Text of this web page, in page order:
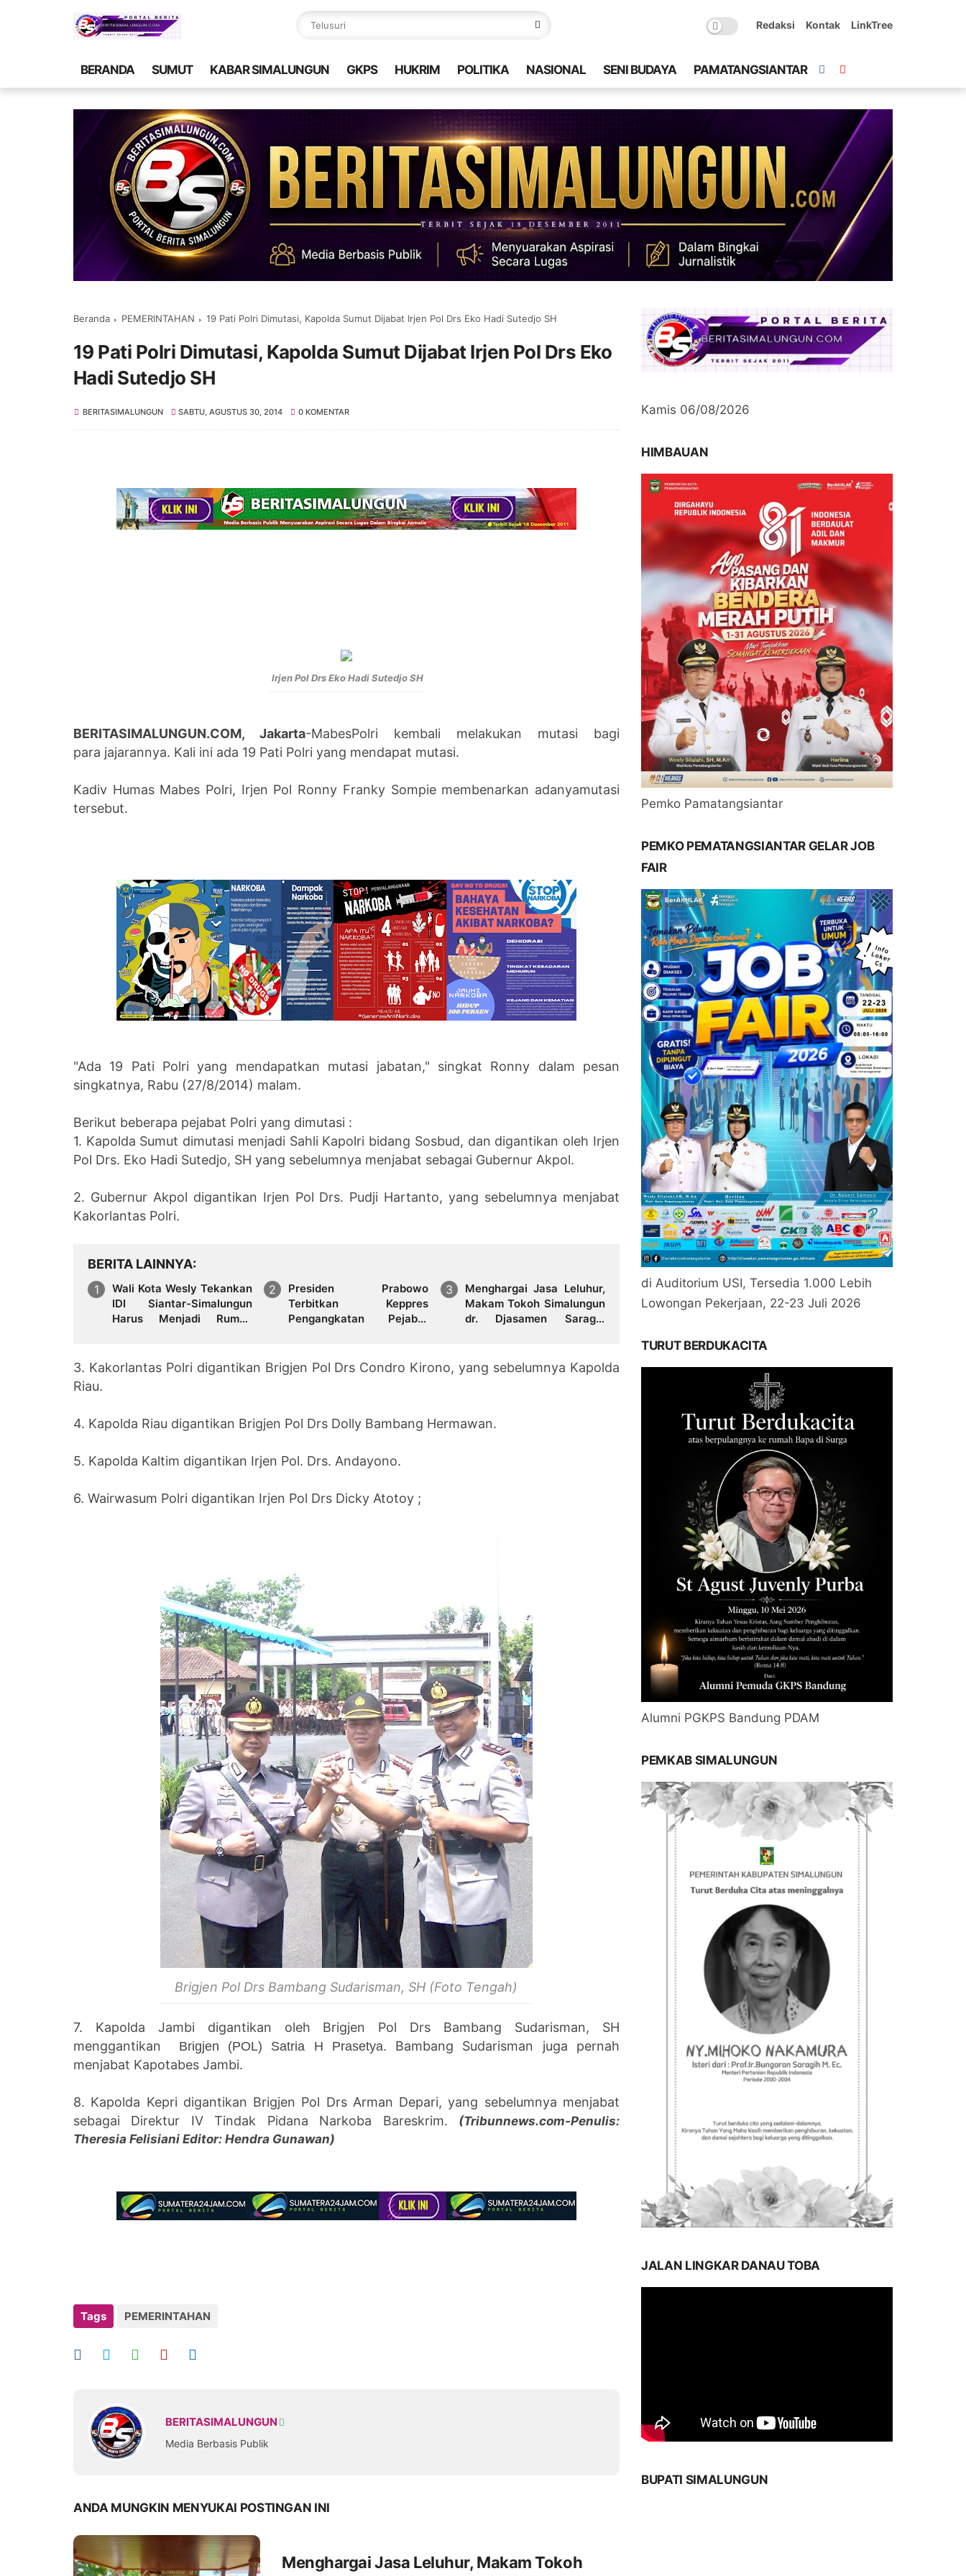
Redaksi Kontak LinkTree
BERANDA SUMUT KABAR SIMALUNGUN GKPS HUKRIM POLITIKA NASIONAL SENI BUDAYA PAMATANGSIANTAR
Beranda PEMERINTAHAN 19 Pati Polri Dimutasi, Kapolda Sumut Dijabat Irjen Pol Drs Eko Hadi Sutedjo SH
19 Pati Polri Dimutasi, Kapolda Sumut Dijabat Irjen Pol Drs Eko
Hadi Sutedjo SH
BERITASIMALUNGUN SABTU, AGUSTUS 30, 2014 0 KOMENTAR
Irjen Pol Drs Eko Hadi Sutedjo SH
BERITASIMALUNGUN.COM, Jakarta-MabesPolri kembali melakukan mutasi bagi
para jajarannya. Kali ini ada 19 Pati Polri yang mendapat mutasi.
Kadiv Humas Mabes Polri, Irjen Pol Ronny Franky Sompie membenarkan adanyamutasi
tersebut.
"Ada 19 Pati Polri yang mendapatkan mutasi jabatan," singkat Ronny dalam pesan
singkatnya, Rabu (27/8/2014) malam.
Berikut beberapa pejabat Polri yang dimutasi :
1. Kapolda Sumut dimutasi menjadi Sahli Kapolri bidang Sosbud, dan digantikan oleh Irjen
Pol Drs. Eko Hadi Sutedjo, SH yang sebelumnya menjabat sebagai Gubernur Akpol.
2. Gubernur Akpol digantikan Irjen Pol Drs. Pudji Hartanto, yang sebelumnya menjabat
Kakorlantas Polri.
BERITA LAINNYA
Wali Kota Wesly Tekankan
IDI Siantar-Simalungun
Harus Menjadi Rumah
Presiden Prabowo
Terbitkan Keppres
Pengangkatan Pejabat
Menghargai Jasa Leluhur,
Makam Tokoh Simalungun
dr. Djasamen Saragih
3. Kakorlantas Polri digantikan Brigjen Pol Drs Condro Kirono, yang sebelumnya Kapolda
Riau.
4. Kapolda Riau digantikan Brigjen Pol Drs Dolly Bambang Hermawan.
5. Kapolda Kaltim digantikan Irjen Pol. Drs. Andayono.
6. Wairwasum Polri digantikan Irjen Pol Drs Dicky Atotoy ;
Brigjen Pol Drs Bambang Sudarisman, SH (Foto Tengah)
7. Kapolda Jambi digantikan oleh Brigjen Pol Drs Bambang Sudarisman, SH
menggantikan
Brigjen (POL) Satria H Prasetya. Bambang Sudarisman juga pernah
menjabat Kapotabes Jambi.
8. Kapolda Kepri digantikan Brigjen Pol Drs Arman Depari, yang sebelumnya menjabat
sebagai Direktur IV Tindak Pidana Narkoba Bareskrim. (Tribunnews.com-Penulis:
Theresia Felisiani Editor: Hendra Gunawan)
Tags PEMERINTAHAN
BERITASIMALUNGUN
Media Berbasis Publik
ANDA MUNGKIN MENYUKAI POSTINGAN INI
Menghargai Jasa Leluhur, Makam Tokoh
Kamis 06/08/2026
HIMBAUAN
Pemko Pamatangsiantar
PEMKO PEMATANGSIANTAR GELAR JOB
FAIR
di Auditorium USI, Tersedia 1.000 Lebih
Lowongan Pekerjaan, 22-23 Juli 2026
TURUT BERDUKACITA
Alumni PGKPS Bandung PDAM
PEMKAB SIMALUNGUN
JALAN LINGKAR DANAU TOBA
BUPATI SIMALUNGUN